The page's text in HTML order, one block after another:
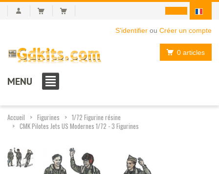
S'identifier ou Créer un compte
0 articles
MENU
Accueil Figurines
1/72 Figurine résine
CMK Pilotes Jets US Modernes 1/72 - 3 Figurines